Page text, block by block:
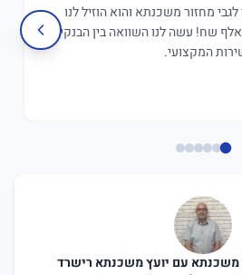
מחזור משכנתא והוא הוזיל לנו
במשכנתא הקיימת 200 אלף שח! עשה לנו השוואה בין הבנקים,
המקצועי.
משכנתא עם יועץ משכנתא רישרד